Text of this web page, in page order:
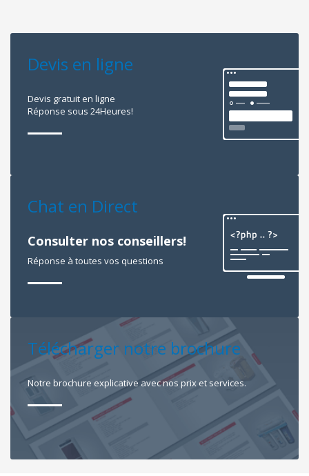
Devis en ligne
Devis gratuit en ligne
Réponse sous 24Heures!
Chat en Direct
Consulter nos conseillers!
Réponse à toutes vos questions
Télécharger notre brochure
Notre brochure explicative avec nos prix et services.